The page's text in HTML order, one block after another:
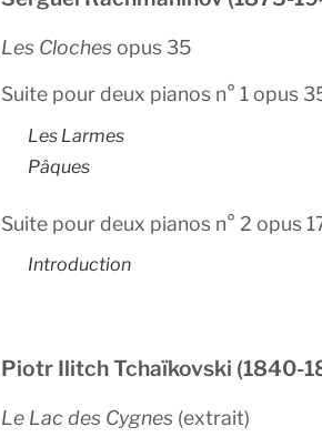
Les Clochesopus 35
Suite pour deux pianos n° 1 opus
Les Larmes
Pâques
Suite pour deux pianos n° 2 opus
Introduction
Piotr Ilitch Tchaïkovski (1840-
Le Lac des Cygnes (extrait)